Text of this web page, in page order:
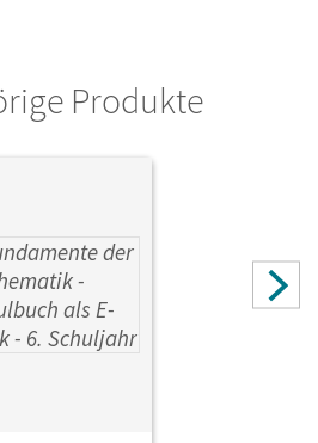
Produkte